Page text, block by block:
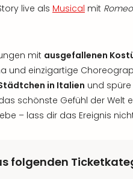
live als Musical mit
mit ausgefallenen
und einzigartige
in Italien und spüre
schönste Gefühl der Welt
– lass dir das Ereignis
folgenden